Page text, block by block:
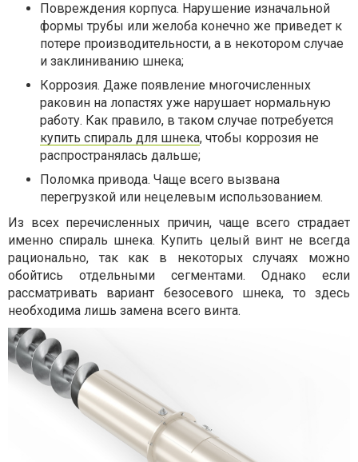
Повреждения корпуса. Нарушение изначальной
формы трубы или желоба конечно же приведет к
потере производительности, а в некотором случае
и заклиниванию шнека;
Коррозия. Даже появление многочисленных
раковин на лопастях уже нарушает нормальную
работу. Как правило, в таком случае потребуется
купить спираль для шнека, чтобы коррозия не
распространялась дальше;
Поломка привода. Чаще всего вызвана
перегрузкой или нецелевым использованием.
Из всех перечисленных причин, чаще всего страдает
именно спираль шнека. Купить целый винт не всегда
рационально, так как в некоторых случаях можно
обойтись отдельными сегментами. Однако если
рассматривать вариант безосевого шнека, то здесь
необходима лишь замена всего винта.